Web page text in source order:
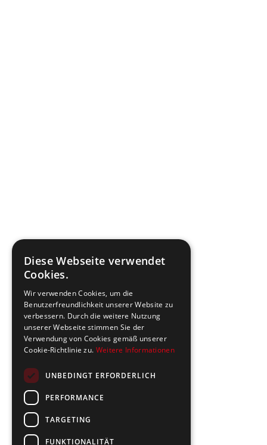
Diese Webseite verwendet
Cookies.
Wir verwenden Cookies, um die
Benutzerfreundlichkeit unserer Website zu
verbessern. Durch die weitere Nutzung
unserer Webseite stimmen Sie der
Verwendung von Cookies gemäß unserer
Cookie-Richtlinie zu. Weitere Informationen
UNBEDINGT ERFORDERLICH
PERFORMANCE
TARGETING
FUNKTIONALITÄT